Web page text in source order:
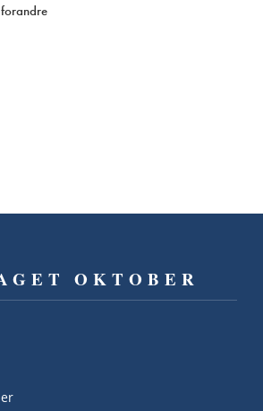
OKTOBER